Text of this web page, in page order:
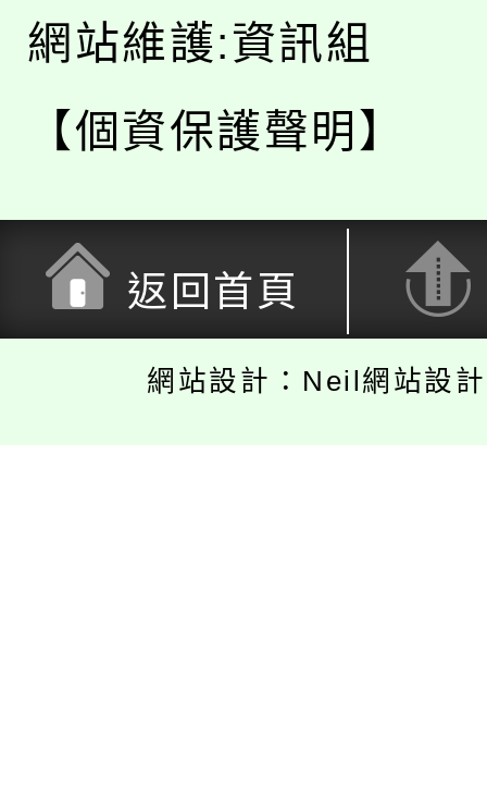
網站維護:資訊組
【個資保護聲明】
返回首頁
網站設計：Neil網站設